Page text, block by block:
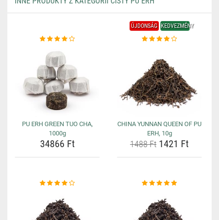
PU ERH GREEN TUO CHA,
1000g
34866 Ft
ÚJDONSÁG KEDVEZMÉNY
CHINA YUNNAN QUEEN OF PU
ERH, 10g
1488 Ft 1421 Ft